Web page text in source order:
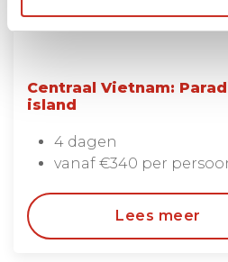
Centraal Vietnam:
island
4 dagen
vanaf €340 per
Lees meer